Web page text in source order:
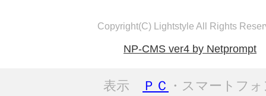
Copyright(C) Lightstyle All Rights
NP-CMS ver4 by Netprompt
表示 ＰＣ ・スマートフ